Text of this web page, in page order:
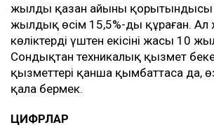
жылдың қазан айының
жылдық өсім 15,5%-ды құраған. Ал
көліктердің үштен екісінің жасы 10
Сондықтан техникалық қызмет
қызметтері қанша қымбаттаса да,
қала бермек.
ЦИФРЛАР